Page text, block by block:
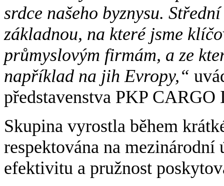
srdce našeho byznysu.
základnou, na které jsme
průmyslovým firmám, a ze
například na jih Evropy,“
představenstva PKP
Skupina vyrostla během
respektována na
efektivitu a pružnost